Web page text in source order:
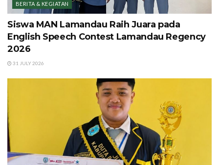
BERITA & KEGIATAN
Siswa MAN Lamandau Raih Juara pada
English Speech Contest Lamandau Regency
2026
31 JULY 2026